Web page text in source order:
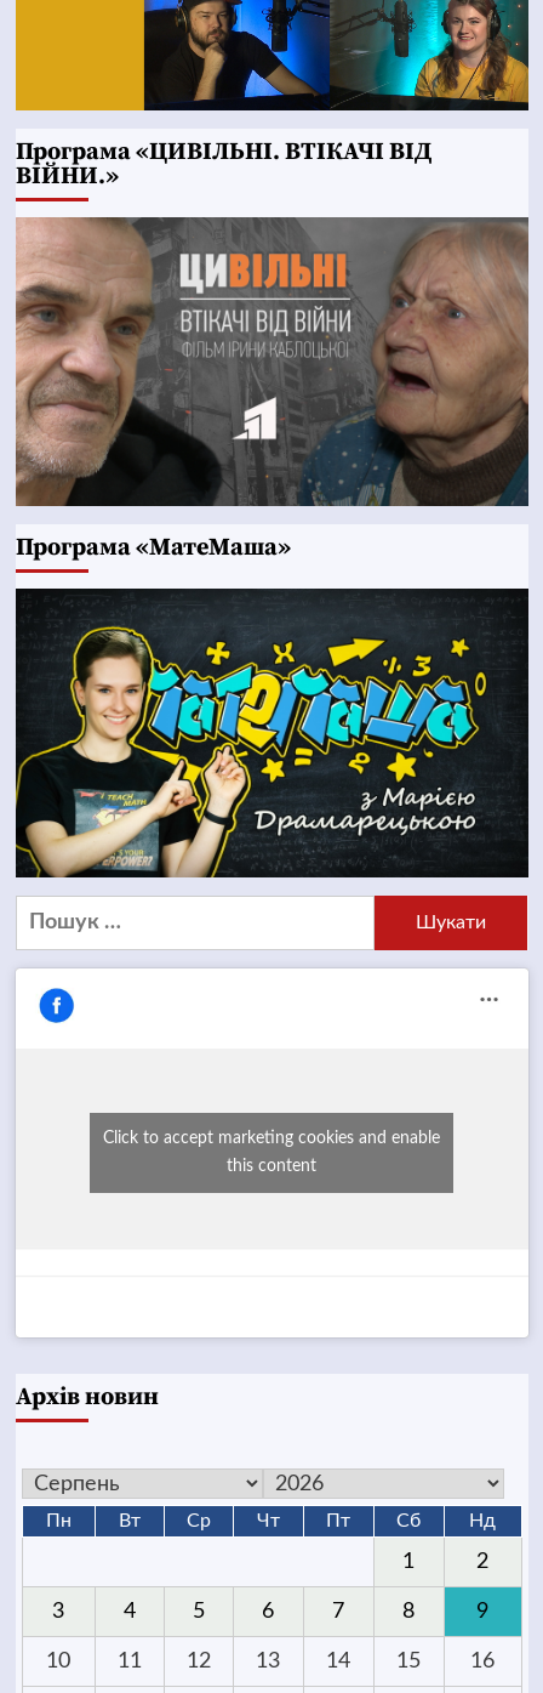
Програма «ЦИВІЛЬНІ. ВТІКАЧІ ВІД
ВІЙНИ.»
Програма «МатеМаша»
Пошук:
Click to accept marketing cookies and enable
this content
Архів новин
Пн Вт Ср Чт Пт Сб Нд
1 2
3 4 5 6 7 8 9
10 11 12 13 14 15 16